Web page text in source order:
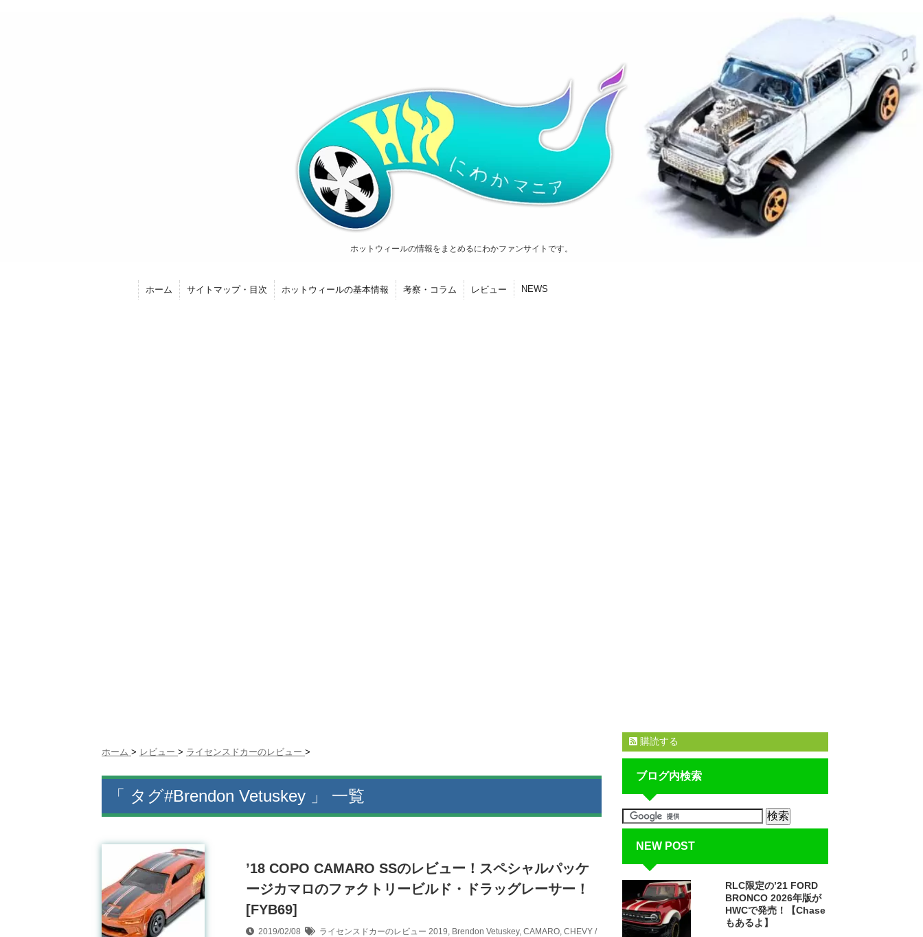
ホットウィールの情報をまとめるにわかファンサイトです。
ホーム サイトマップ・目次 ホットウィールの基本情報 考察・コラム レビュー NEWS
ホーム > レビュー > ライセンスドカーのレビュー >
「 タグ#Brendon Vetuskey 」 一覧
’18 COPO CAMARO SSのレビュー！スペシャルパッケ
ージカマロのファクトリービルド・ドラッグレーサー！
[FYB69]
2019/02/08 ライセンスドカーのレビュー 2019, Brendon Vetuskey, CAMARO, CHEVY /
購読する
ブログ内検索
NEW POST
RLC限定の’21 FORD
BRONCO 2026年版が
HWCで発売！【Chase
もあるよ】